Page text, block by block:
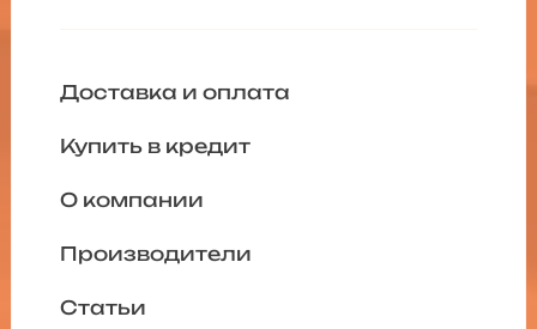
Доставка и оплата
Купить в кредит
О компании
Производители
Статьи